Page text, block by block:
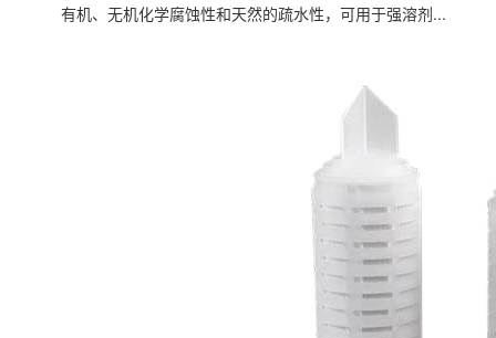
有机、无机化学腐蚀性和天然的疏水性，可用于强溶剂...